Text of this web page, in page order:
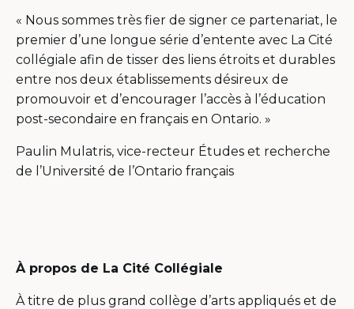
« Nous sommes très fier de signer ce partenariat, le
premier d’une longue série d’entente avec La Cité
collégiale afin de tisser des liens étroits et durables
entre nos deux établissements désireux de
promouvoir et d’encourager l’accès à l’éducation
post-secondaire en français en Ontario. »
Paulin Mulatris, vice-recteur Études et recherche
de l’Université de l’Ontario français
À propos de La Cité Collégiale
À titre de plus grand collège d’arts appliqués et de